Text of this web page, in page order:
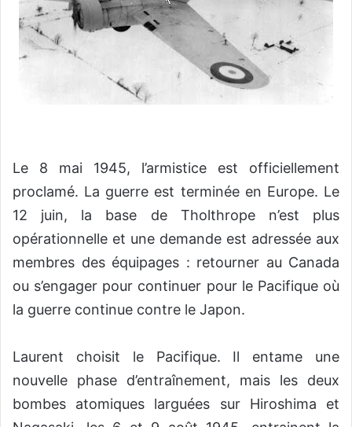
Le 8 mai 1945, l’armistice est officiellement
proclamé. La guerre est terminée en Europe. Le
12 juin, la base de Tholthrope n’est plus
opérationnelle et une demande est adressée aux
membres des équipages : retourner au Canada
ou s’engager pour continuer pour le Pacifique où
la guerre continue contre le Japon.
Laurent choisit le Pacifique. Il entame une
nouvelle phase d’entraînement, mais les deux
bombes atomiques larguées sur Hiroshima et